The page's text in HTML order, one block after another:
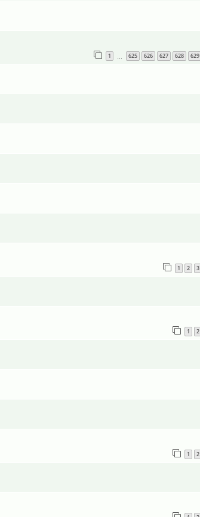
1 625 626 627 628 629
1 2 3
1 2
1 2